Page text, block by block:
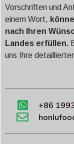
Vorschriften und
einem Wort,
nach Ihren
Landes erfüllen.
uns Ihre
+86